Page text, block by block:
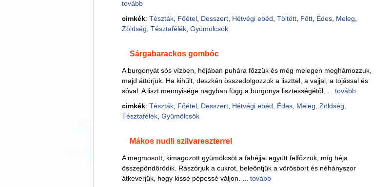
tovább
cimkék:Tészták Főétel Desszert Hétvégi ebéd ,Töltött Főtt Édes Meleg
Zöldség ,Tésztafélék ,Gyümölcsök
Sárgabarackos gombóc
A burgonyát sós vízben, héjában puhára főzzük és még melegen meghámozzuk,
majd áttörjük. Ha kihűlt, deszkán összedolgozzuk a liszttel, a vajjal, a tojással és
sóval. A liszt mennyisége nagyban függ a burgonya lisztességétől, ...tovább
cimkék:Tészták Főétel Desszert Hétvégi ebéd Édes Meleg ,Zöldség
Tésztafélék ,Gyümölcsök
Mákos nudli szilvareszterrel
A megmosott, kimagozott gyümölcsöt a fahéjjal együtt felfőzzük, míg héja
összepöndörödik. Rászórjuk a cukrot, beleöntjük a vörösbort és néhányszor
átkeverjük, hogy kissé pépessé váljon. ...tovább